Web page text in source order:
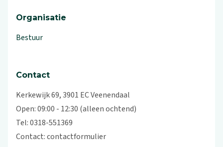
Organisatie
Bestuur
Contact
Kerkewijk 69, 3901 EC Veenendaal
Open: 09:00 - 12:30 (alleen ochtend)
Tel: 0318-551369
Contact:contactformulier